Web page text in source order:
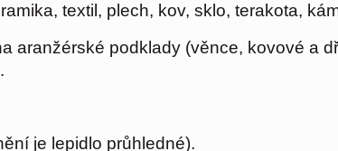
textil, plech, kov, sklo, terakota,
aranžérské podklady (věnce, kovové a
je lepidlo průhledné).